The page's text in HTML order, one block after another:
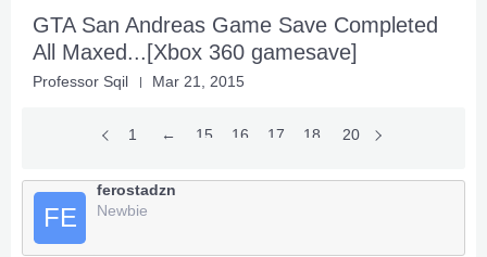
GTA San Andreas Game Save Completed
All Maxed...[Xbox 360 gamesave]
Professor Sqil Mar 21, 2015
1 ← 15 16 17 18 19
20
FE
ferostadzn
Newbie